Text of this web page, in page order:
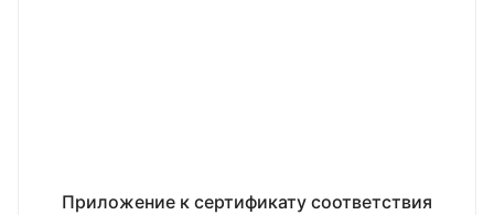
Приложение к сертификату соответствия